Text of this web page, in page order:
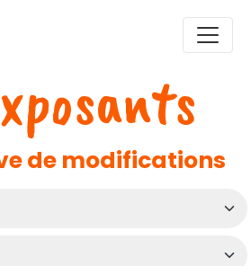
de modifications